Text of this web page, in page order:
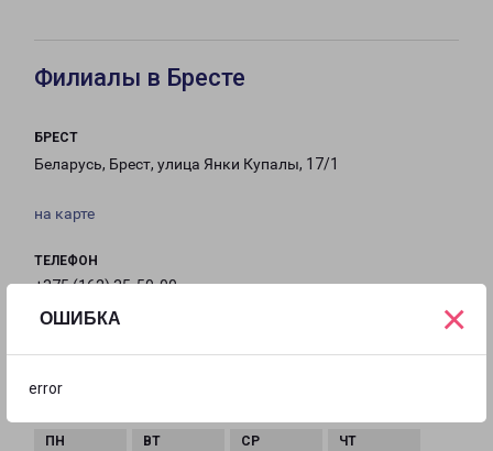
ОШИБКА
error
×
Филиалы в Бресте
БРЕСТ
Беларусь, Брест, улица Янки Купалы, 17/1
на карте
ТЕЛЕФОН
+375 (162) 35-50-00
Brest-fr@pecom.ru